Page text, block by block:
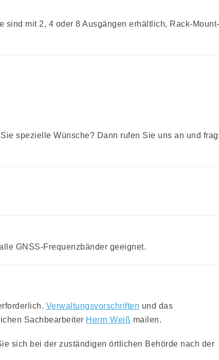
mit 2, 4 oder 8 Ausgängen erhältlich, Rack-Mount-
spezielle Wünsche? Dann rufen Sie uns an und
GNSS-Frequenzbänder geeignet.
Verwaltungsvorschriften und das
Sachbearbeiter Herrn Weiß mailen.
sich bei der zuständigen örtlichen Behörde nach der